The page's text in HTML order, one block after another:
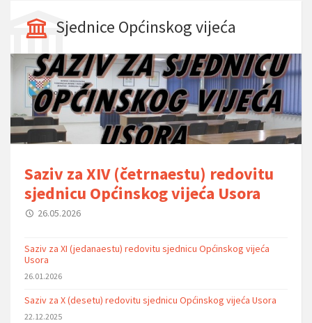
Sjednice Općinskog vijeća
Saziv za XIV (četrnaestu) redovitu
sjednicu Općinskog vijeća Usora
26.05.2026
Saziv za XI (jedanaestu) redovitu sjednicu Općinskog vijeća
Usora
26.01.2026
Saziv za X (desetu) redovitu sjednicu Općinskog vijeća Usora
22.12.2025